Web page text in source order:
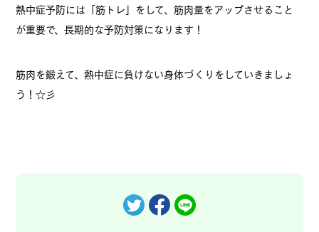
熱中症予防には「筋トレ」をして、筋肉量をアップさせること
が重要で、長期的な予防対策になります！
筋肉を鍛えて、熱中症に負けない身体づくりをしていきましょ
う！☆彡